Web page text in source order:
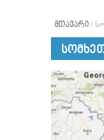
ᲛᲗᲐᲕᲐᲠᲘ /